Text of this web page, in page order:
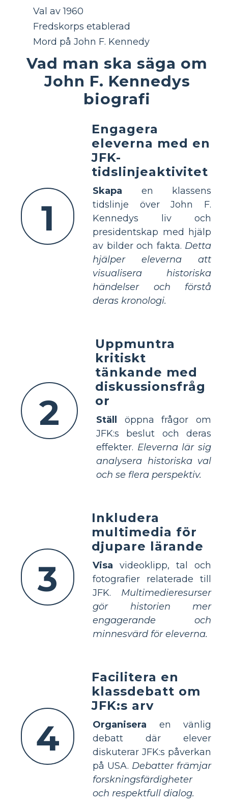
Val av 1960
Fredskorps etablerad
Mord på John F. Kennedy
Vad man ska säga om
John F. Kennedys
biografi
1
Engagera
eleverna med en
JFK-
tidslinjeaktivitet
Skapa en klassens
tidslinje över John F.
Kennedys liv och
presidentskap med hjälp
av bilder och fakta. Detta
hjälper eleverna att
visualisera historiska
händelser och förstå
deras kronologi.
2
Uppmuntra
kritiskt
tänkande med
diskussionsfråg
or
Ställ
öppna frågor om
JFK:s beslut och deras
effekter. Eleverna lär sig
analysera historiska val
och se flera perspektiv.
3
Inkludera
multimedia för
djupare lärande
Visa videoklipp, tal och
fotografier relaterade till
JFK. Multimedieresurser
gör historien mer
engagerande och
minnesvärd för eleverna.
4
Facilitera en
klassdebatt om
JFK:s arv
Organisera en vänlig
debatt där elever
diskuterar JFK:s påverkan
på USA. Debatter främjar
forskningsfärdigheter
och respektfull dialog.